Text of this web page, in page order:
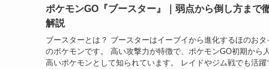
ポケモンGO『ブースター』｜弱点から倒し方まで
解説
ブースターとは？ ブースターはイーブイから進化するほのおタ
のポケモンです。 高い攻撃力が特徴で、ポケモンGO初期から
高いポケモンとして知られています。 レイドやジム戦でも活躍